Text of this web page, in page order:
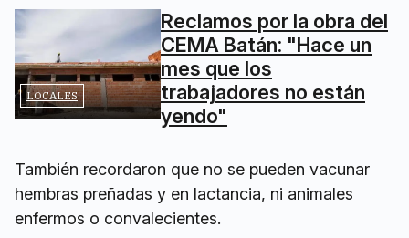
LOCALES
Reclamos por la obra del
CEMA Batán: "Hace un
mes que los
trabajadores no están
yendo"
También recordaron que no se pueden vacunar
hembras preñadas y en lactancia, ni animales
enfermos o convalecientes.